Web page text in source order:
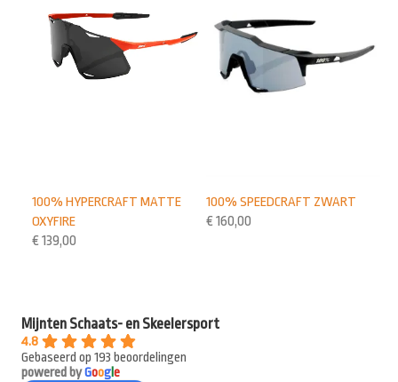
100% SPEEDCRAFT ZWART
€ 160,00
100% HYPERCRAFT MATTE
OXYFIRE
€ 139,00
Mijnten Schaats- en Skeelersport
4.8
Gebaseerd op 193 beoordelingen
powered byGooge